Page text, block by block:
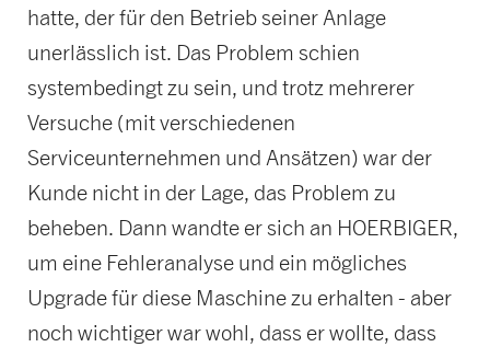
hatte, der für den Betrieb seiner Anlage
unerlässlich ist. Das Problem schien
systembedingt zu sein, und trotz mehrerer
Versuche (mit verschiedenen
Serviceunternehmen und Ansätzen) war der
Kunde nicht in der Lage, das Problem zu
beheben. Dann wandte er sich an HOERBIGER,
um eine Fehleranalyse und ein mögliches
Upgrade für diese Maschine zu erhalten - aber
noch wichtiger war wohl, dass er wollte, dass